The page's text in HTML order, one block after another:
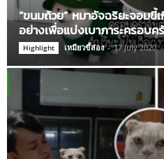
“ขนมถ้วย” หมาอัจฉริยะจอม
อย่างเพื่อแบ่งเบาภาระครอบค
Highlight เหมียวขี้ส่อง - 17 July 2020